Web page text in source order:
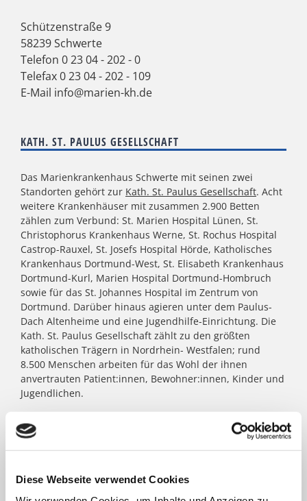
Diese Webseite verwendet Cookies
Schützenstraße 9
58239 Schwerte
Telefon 0 23 04 - 202 - 0
Telefax 0 23 04 - 202 - 109
E-Mail info@marien-kh.de
KATH. ST. PAULUS GESELLSCHAFT
Das Marienkrankenhaus Schwerte mit seinen zwei
Standorten gehört zur Kath. St. Paulus Gesellschaft. Acht
weitere Krankenhäuser mit zusammen 2.900 Betten
zählen zum Verbund: St. Marien Hospital Lünen, St.
Christophorus Krankenhaus Werne, St. Rochus Hospital
Castrop-Rauxel, St. Josefs Hospital Hörde, Katholisches
Krankenhaus Dortmund-West, St. Elisabeth Krankenhaus
Dortmund-Kurl, Marien Hospital Dortmund-Hombruch
sowie für das St. Johannes Hospital im Zentrum von
Dortmund. Darüber hinaus agieren unter dem Paulus-
Dach Altenheime und eine Jugendhilfe-Einrichtung. Die
Kath. St. Paulus Gesellschaft zählt zu den größten
katholischen Trägern in Nordrhein- Westfalen; rund
8.500 Menschen arbeiten für das Wohl der ihnen
anvertrauten Patient:innen, Bewohner:innen, Kinder und
Jugendlichen.
FACHBEREICHE